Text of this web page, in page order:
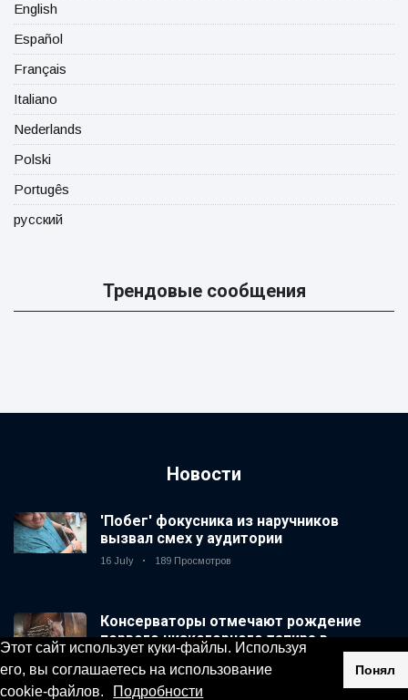
Этот сайт использует куки-файлы. Используя
его, вы соглашаетесь на использование
cookie-файлов.
Подробности
Понял
English
Español
Français
Italiano
Nederlands
Polski
Portugês
русский
Трендовые сообщения
Новости
'Побег' фокусника из наручников
вызвал смех у аудитории
16 July 189 Просмотров
Консерваторы отмечают рождение
первого низкогорного тапира в
зоопарке Великобритании за 14 лет